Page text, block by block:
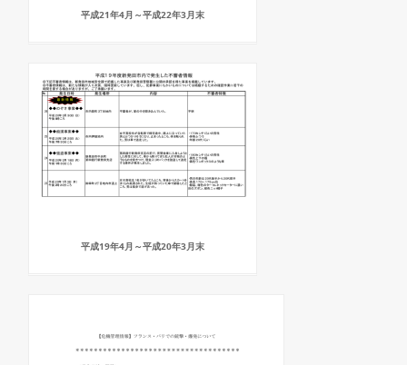
平成21年4月～平成22年3月末
平成19年4月～平成20年3月末